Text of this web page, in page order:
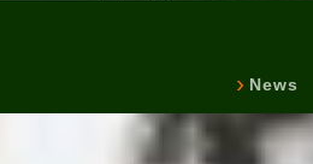
News